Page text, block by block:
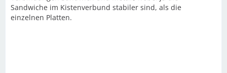
Sandwiche im Kistenverbund stabiler sind, als die
einzelnen Platten.